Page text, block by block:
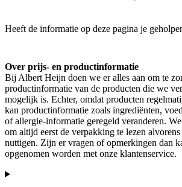
Heeft de informatie op deze pagina je
Over prijs- en productinformatie
Bij Albert Heijn doen we er alles aan om te
productinformatie van de producten die we
mogelijk is. Echter, omdat producten
kan productinformatie zoals ingrediënten,
of allergie-informatie geregeld veranderen.
om altijd eerst de verpakking te lezen
nuttigen. Zijn er vragen of opmerkingen dan
opgenomen worden met onze klantenservice.